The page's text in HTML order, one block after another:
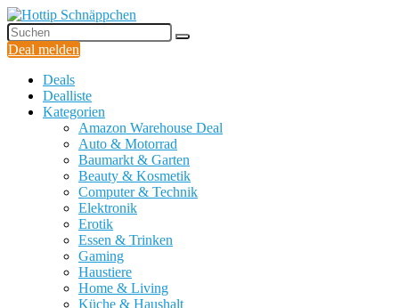
Deal melden
Deals
Dealliste
Kategorien
Amazon Warehouse Deal
Auto & Motorrad
Baumarkt & Garten
Beauty & Kosmetik
Computer & Technik
Elektronik
Erotik
Essen & Trinken
Gaming
Haustiere
Home & Living
Küche & Haushalt